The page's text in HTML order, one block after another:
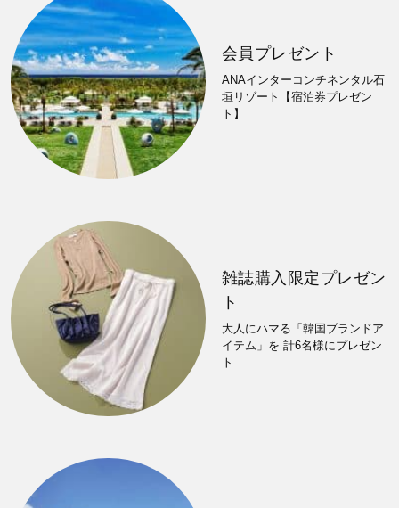
会員プレゼント
ANAインターコンチネンタル石
垣リゾート【宿泊券プレゼン
ト】
雑誌購入限定プレゼン
ト
大人にハマる「韓国ブランドア
イテム」を 計6名様にプレゼン
ト